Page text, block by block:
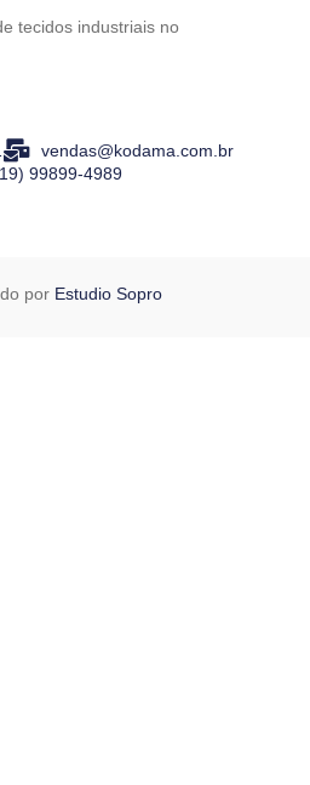
tecidos industriais no
vendas@kodama.com.br
99899-4989
por Estudio Sopro